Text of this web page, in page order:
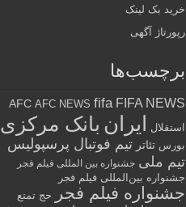
خرید بک لینک
رپورتاژ آگهی
برچسب‌ها
AFC AFC NEWS fifa FIFA NEWS
استقلال ایران بانک مرکزی
بورس تئاتر تیم فوتبال پرسپولیس
تیم ملی جشنواره بین المللی فیلم فجر
جشنواره بین‌المللی فیلم فجر
جشنواره فیلم فجر
حج تمتع